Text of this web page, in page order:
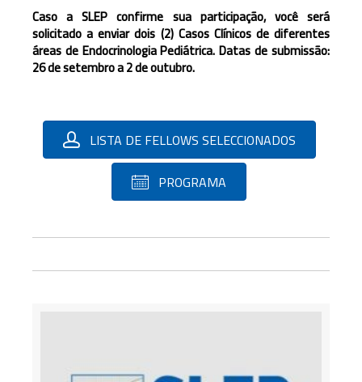
Caso a SLEP confirme sua participação, você será
solicitado a enviar dois (2) Casos Clínicos de diferentes
áreas de Endocrinologia Pediátrica.Datas de submissão:
26 de setembro a 2 de outubro.
LISTA DE FELLOWS SELECCIONADOS
PROGRAMA